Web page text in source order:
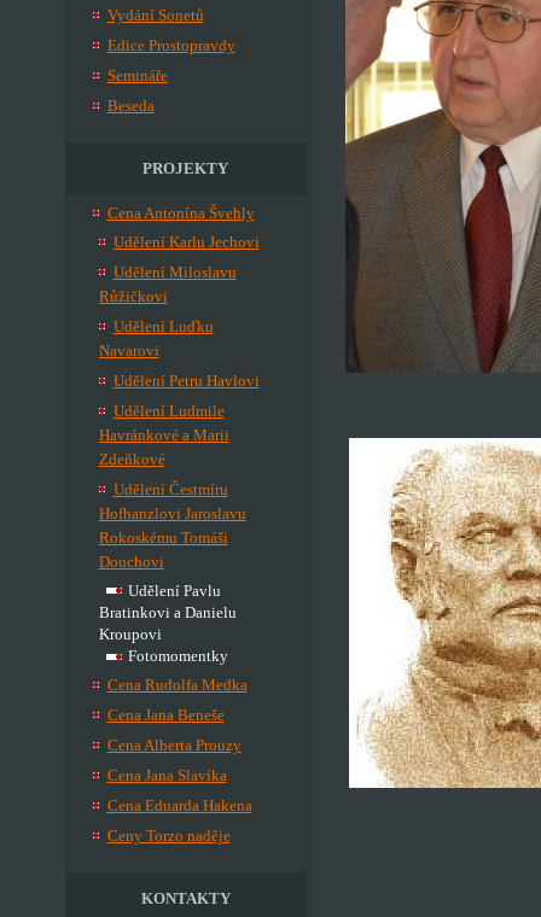
Vydání Sonetů
Edice Prostopravdy
Semináře
Beseda
PROJEKTY
Cena Antonína Švehly
Udělení Karlu Jechovi
Udělení Miloslavu
Růžičkovi
Udělení Luďku
Navarovi
Udělení Petru Havlovi
Udělení Ludmile
Havránkové a Marii
Zdeňkové
Udělení Čestmíru
Hofhanzlovi Jaroslavu
Rokoskému Tomáši
Douchovi
Udělení Pavlu
Bratinkovi a Danielu
Kroupovi
Fotomomentky
Cena Rudolfa Medka
Cena Jana Beneše
Cena Alberta Prouzy
Cena Jana Slavíka
Cena Eduarda Hakena
Ceny Torzo naděje
KONTAKTY